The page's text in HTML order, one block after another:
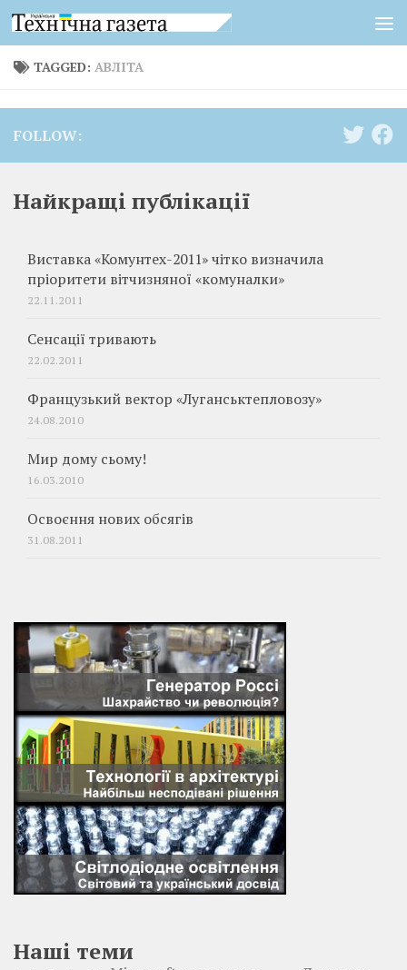
Skip to content
TAGGED: АВЛІТА
FOLLOW:
Найкращі публікації
Виставка «Комунтех-2011» чітко визначила
пріоритети вітчизняної «комуналки»
22.11.2011
Сенсації тривають
22.02.2011
Французький вектор «Луганськтепловозу»
24.08.2010
Мир дому сьому!
16.03.2010
Освоєння нових обсягів
31.08.2011
Наші теми